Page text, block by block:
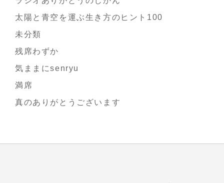
太陽と青空を運ぶ生き方のヒント100
未分類
残席わずか
気ままにsenryu
満席
真のありがとうございます